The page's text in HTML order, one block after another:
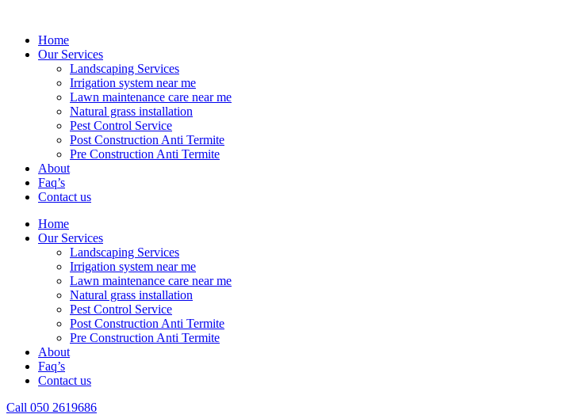
Home
Our Services
Landscaping Services
Irrigation system near me
Lawn maintenance care near me
Natural grass installation
Pest Control Service
Post Construction Anti Termite
Pre Construction Anti Termite
About
Faq’s
Contact us
Home
Our Services
Landscaping Services
Irrigation system near me
Lawn maintenance care near me
Natural grass installation
Pest Control Service
Post Construction Anti Termite
Pre Construction Anti Termite
About
Faq’s
Contact us
Call 050 2619686